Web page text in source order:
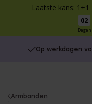
Laatste kans: 1+1
02
Dagen
Op werkdagen
You
Armbanden